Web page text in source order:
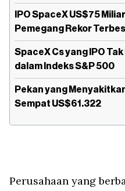
IPO SpaceX US$75
Pemegang Rekor
SpaceX Cs yang IPO
dalam Indeks S&P 500
Pekan yang
Sempat US$61.322
Perusahaan yang